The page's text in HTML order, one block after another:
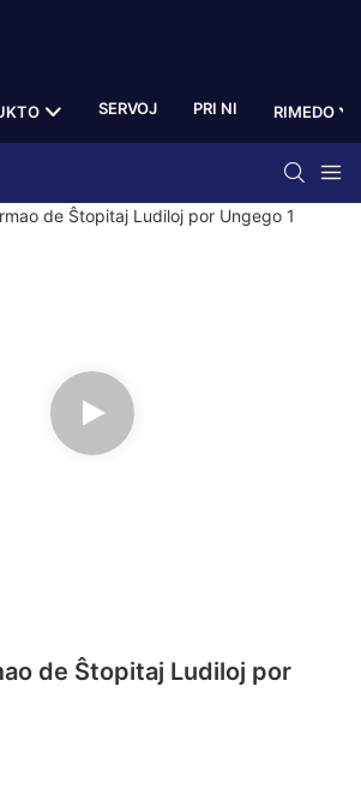
SERVOJ PRI NI RIMEDO
de Ŝtopitaj Ludiloj por